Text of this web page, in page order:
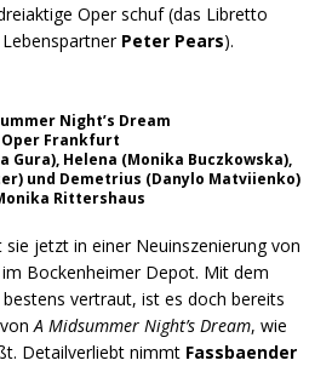
Oper schuf (das Libretto
Peter Pears).
Night’s Dream
Oper Frankfurt
Gura), Helena (Monika Buczkowska),
und Demetrius (Danylo Matviienko)
Rittershaus
jetzt in einer Neuinszenierung von
im Bockenheimer Depot. Mit dem
vertraut, ist es doch bereits
vonA Midsummer Night’s Dream, wie
Detailverliebt nimmt Fassbaender